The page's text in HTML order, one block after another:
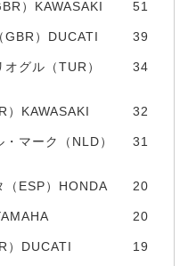
）KAWASAKI 51
GBR）DUCATI 39
グル（TUR）
34
）KAWASAKI 32
マーク（NLD）
31
（ESP）HONDA 20
20
）DUCATI 19